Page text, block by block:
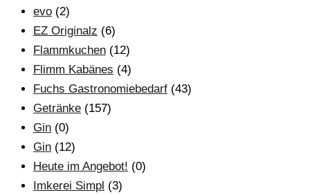
evo (2)
EZ Originalz (6)
Flammkuchen (12)
Flimm Kabänes (4)
Fuchs Gastronomiebedarf (43)
Getränke (157)
Gin (0)
Gin (12)
Heute im Angebot! (0)
Imkerei Simpl (3)